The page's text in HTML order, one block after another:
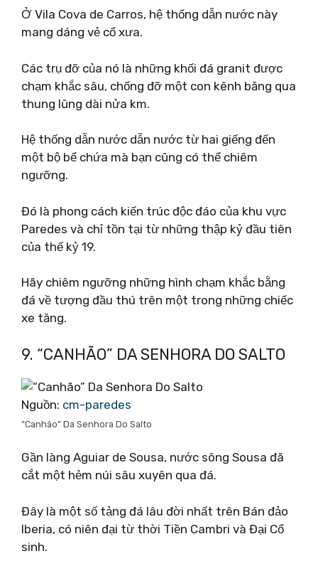
Ở Vila Cova de Carros, hệ thống dẫn nước này
mang dáng vẻ cổ xưa.
Các trụ đỡ của nó là những khối đá granit được
chạm khắc sâu, chống đỡ một con kênh băng qua
thung lũng dài nửa km.
Hệ thống dẫn nước dẫn nước từ hai giếng đến
một bộ bể chứa mà bạn cũng có thể chiêm
ngưỡng.
Đó là phong cách kiến ​​trúc độc đáo của khu vực
Paredes và chỉ tồn tại từ những thập kỷ đầu tiên
của thế kỷ 19.
Hãy chiêm ngưỡng những hình chạm khắc bằng
đá về tượng đầu thú trên một trong những chiếc
xe tăng.
9. “CANHÃO” DA SENHORA DO SALTO
Nguồn: cm-paredes
“Canhão” Da Senhora Do Salto
Gần làng Aguiar de Sousa, nước sông Sousa đã
cắt một hẻm núi sâu xuyên qua đá.
Đây là một số tảng đá lâu đời nhất trên Bán đảo
Iberia, có niên đại từ thời Tiền Cambri và Đại Cổ
sinh.